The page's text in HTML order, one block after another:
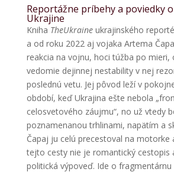
Reportážne príbehy a poviedky
Ukrajine
Kniha TheUkraineukrajinského
a od roku 2022 aj vojaka Artema
reakcia na vojnu, hoci túžba po mieri,
vedomie dejinnej nestability v nej
poslednú vetu. Jej pôvod leží v
období, keď Ukrajina ešte nebola
celosvetového záujmu“, no už vtedy
poznamenanou trhlinami, napätím a
Čapaj ju celú precestoval na motorke
tejto cesty nie je romantický cestopis
politická výpoveď. Ide o fragmentárnu